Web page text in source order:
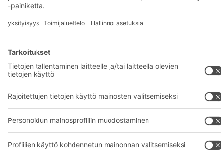
+358 1 0324 6510
© 2026 BITO-Lagertechnik Bittmann GmbH
Suunnittelu ja toteutus+ | LOUISINTERNET
Tarjous on tarkoitettu teollisuuden ja kaupan edustajille ja
ammatinharjoittajille ammatti- ja kaupalliseen käyttöön.